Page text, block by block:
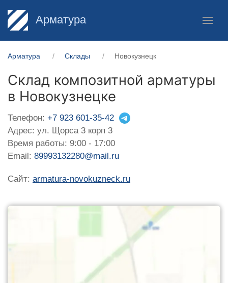
Арматура
Арматура Склады Новокузнецк
Склад композитной арматуры
в Новокузнецке
Телефон: +7 923 601-35-42
Адрес: ул. Щорса 3 корп 3
Время работы: 9:00 - 17:00
Email: 89993132280@mail.ru
Сайт: armatura-novokuzneck.ru